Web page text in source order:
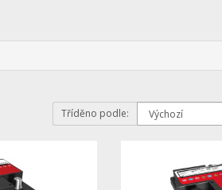
Tříděno podle: